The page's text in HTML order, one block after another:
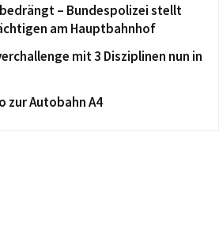
– Bundespolizei stellt
am Hauptbahnhof
mit 3 Disziplinen nun in
zur Autobahn A4